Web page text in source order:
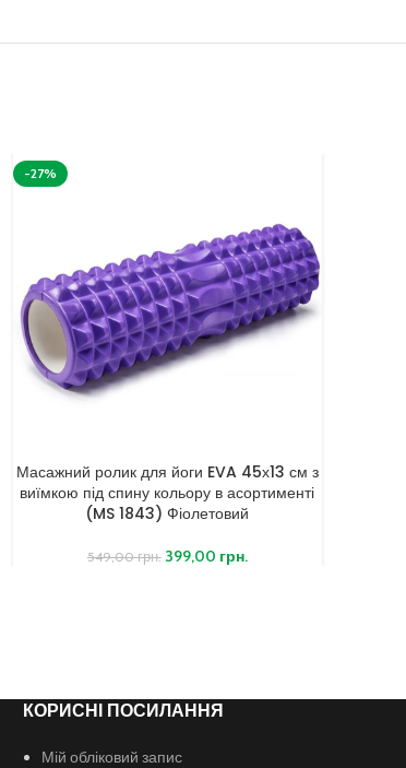
-27%
Масажний ролик для йоги EVA 45х13 см з
виїмкою під спину кольору в асортименті
(MS 1843) Фіолетовий
549,00грн. 399,00 грн.
КОРИСНІ ПОСИЛАННЯ
Мій обліковий запис